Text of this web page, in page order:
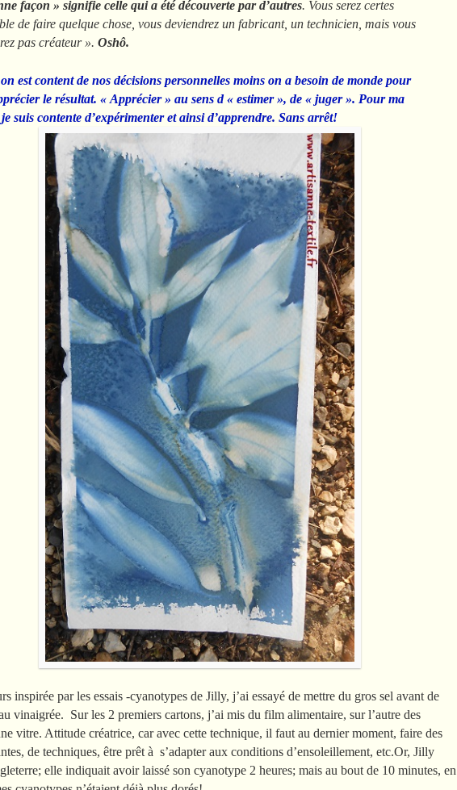
façon » signifie celle qui a été découverte par d’autres. Vous serez certes
de faire quelque chose, vous deviendrez un fabricant, un technicien, mais vous
pas créateur ». Oshô.
est content de nos décisions personnelles moins on a besoin de monde pour
le résultat. « Apprécier » au sens d « estimer », de « juger ». Pour ma
suis contente d’expérimenter et ainsi d’apprendre. Sans arrêt!
inspirée par les essais -cyanotypes de Jilly, j’ai essayé de mettre du gros sel avant de
vinaigrée. Sur les 2 premiers cartons, j’ai mis du film alimentaire, sur l’autre des
vitre. Attitude créatrice, car avec cette technique, il faut au dernier moment, faire des
de techniques, être prêt à s’adapter aux conditions d’ensoleillement, etc.Or, Jilly
elle indiquait avoir laissé son cyanotype 2 heures; mais au bout de 10 minutes, en